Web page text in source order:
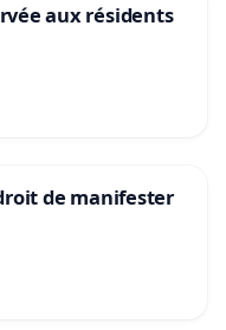
aux résidents
de manifester